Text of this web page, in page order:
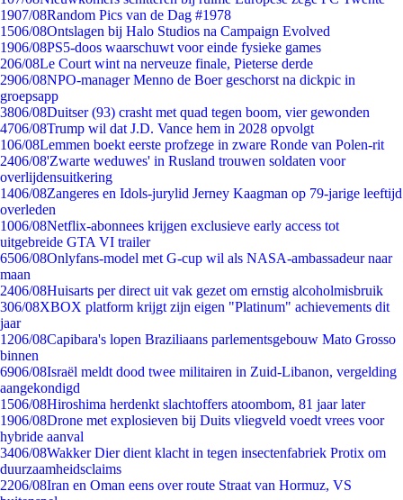
1907/08Random Pics van de Dag #1978
1506/08Ontslagen bij Halo Studios na Campaign Evolved
1906/08PS5-doos waarschuwt voor einde fysieke games
206/08Le Court wint na nerveuze finale, Pieterse derde
2906/08NPO-manager Menno de Boer geschorst na dickpic in
groepsapp
3806/08Duitser (93) crasht met quad tegen boom, vier gewonden
4706/08Trump wil dat J.D. Vance hem in 2028 opvolgt
106/08Lemmen boekt eerste profzege in zware Ronde van Polen-rit
2406/08'Zwarte weduwes' in Rusland trouwen soldaten voor
overlijdensuitkering
1406/08Zangeres en Idols-jurylid Jerney Kaagman op 79-jarige leeftijd
overleden
1006/08Netflix-abonnees krijgen exclusieve early access tot
uitgebreide GTA VI trailer
6506/08Onlyfans-model met G-cup wil als NASA-ambassadeur naar
maan
2406/08Huisarts per direct uit vak gezet om ernstig alcoholmisbruik
306/08XBOX platform krijgt zijn eigen "Platinum" achievements dit
jaar
1206/08Capibara's lopen Braziliaans parlementsgebouw Mato Grosso
binnen
6906/08Israël meldt dood twee militairen in Zuid-Libanon, vergelding
aangekondigd
1506/08Hiroshima herdenkt slachtoffers atoombom, 81 jaar later
1906/08Drone met explosieven bij Duits vliegveld voedt vrees voor
hybride aanval
3406/08Wakker Dier dient klacht in tegen insectenfabriek Protix om
duurzaamheidsclaims
2206/08Iran en Oman eens over route Straat van Hormuz, VS